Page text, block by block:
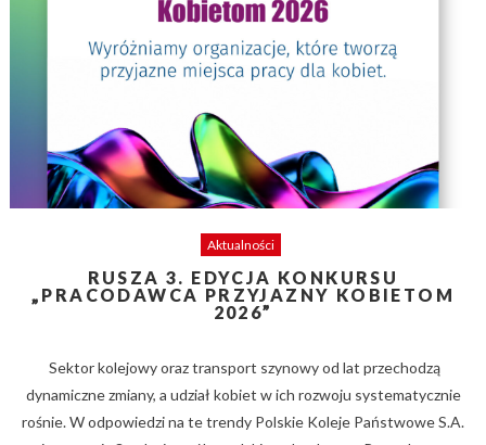
Aktualności
RUSZA 3. EDYCJA KONKURSU
„PRACODAWCA PRZYJAZNY KOBIETOM
2026”
Sektor kolejowy oraz transport szynowy od lat przechodzą
dynamiczne zmiany, a udział kobiet w ich rozwoju systematycznie
rośnie. W odpowiedzi na te trendy Polskie Koleje Państwowe S.A.